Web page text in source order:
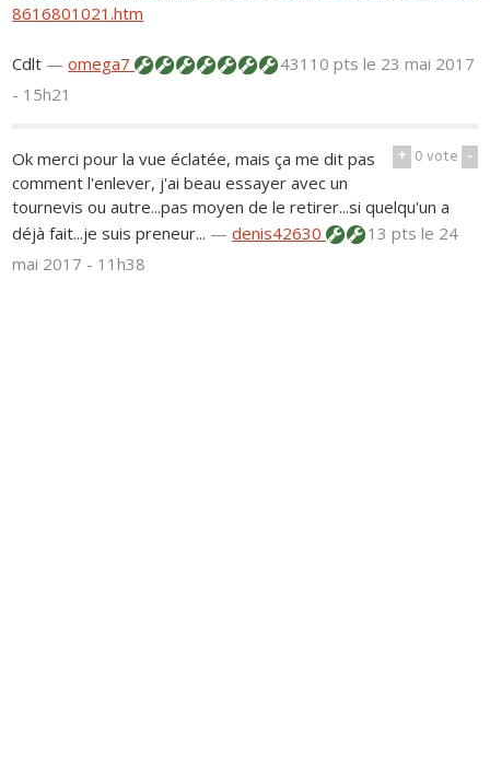
8616801021.htm
Cdlt —omega7 43110 ptsle 23 mai 2017
- 15h21
+ 0vote -
Ok merci pour la vue éclatée, mais ça me dit pas
comment l'enlever, j'ai beau essayer avec un
tournevis ou autre...pas moyen de le retirer...si quelqu'un a
déjà fait...je suis preneur... —denis42630 13 ptsle 24
mai 2017 - 11h38